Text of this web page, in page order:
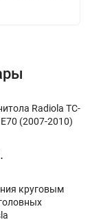
Radiola TC-
(2007-2010)
круговым